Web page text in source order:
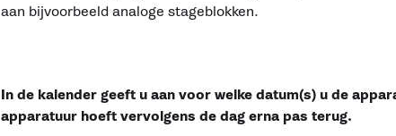
aan bijvoorbeeld analoge stageblokken.
In de kalender geeft u aan voor welke datum(s) u de
apparatuur hoeft vervolgens de dag erna pas terug.